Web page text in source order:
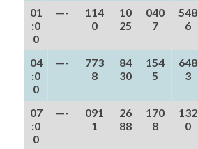
01
:0
0
—-
114
0
10
25
040
7
548
6
04
:0
0
—-
773
8
84
30
154
5
648
3
07
:0
0
—-
091
1
26
88
170
8
132
0